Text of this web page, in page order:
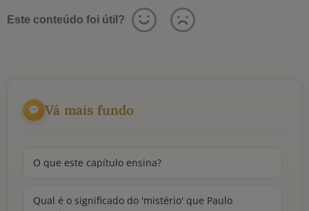
Este conteúdo foi útil?
Vá mais fundo
O que este capítulo ensina?
Qual é o significado do 'mistério' que Paulo